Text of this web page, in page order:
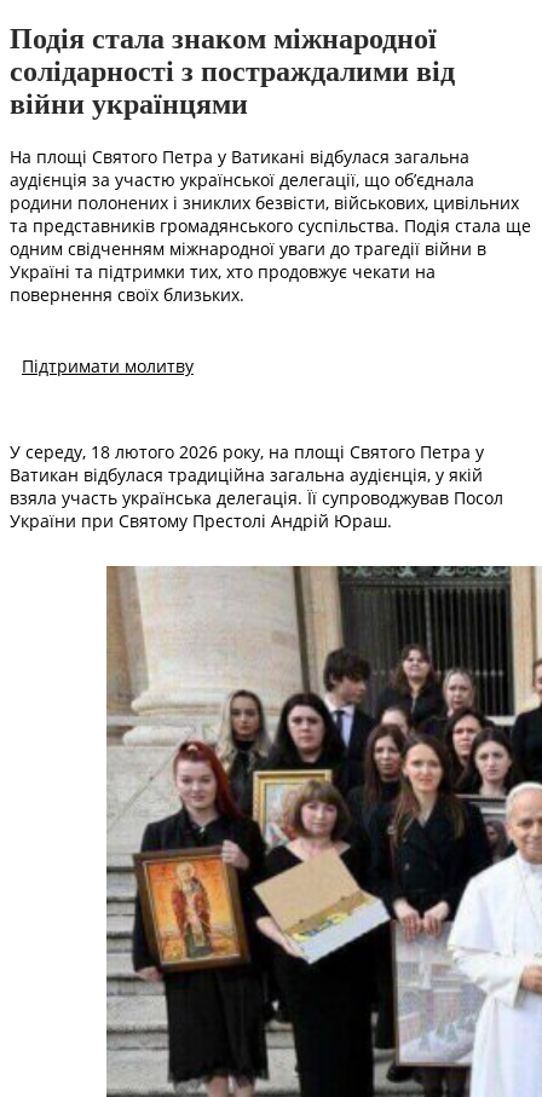
Подія стала знаком міжнародної
солідарності з постраждалими від
війни українцями
На площі Святого Петра у Ватикані відбулася загальна
аудієнція за участю української делегації, що об’єднала
родини полонених і зниклих безвісти, військових, цивільних
та представників громадянського суспільства. Подія стала ще
одним свідченням міжнародної уваги до трагедії війни в
Україні та підтримки тих, хто продовжує чекати на
повернення своїх близьких.
Підтримати молитву
У середу, 18 лютого 2026 року, на площі Святого Петра у
Ватикан відбулася традиційна загальна аудієнція, у якій
взяла участь українська делегація. Її супроводжував Посол
України при Святому Престолі Андрій Юраш.